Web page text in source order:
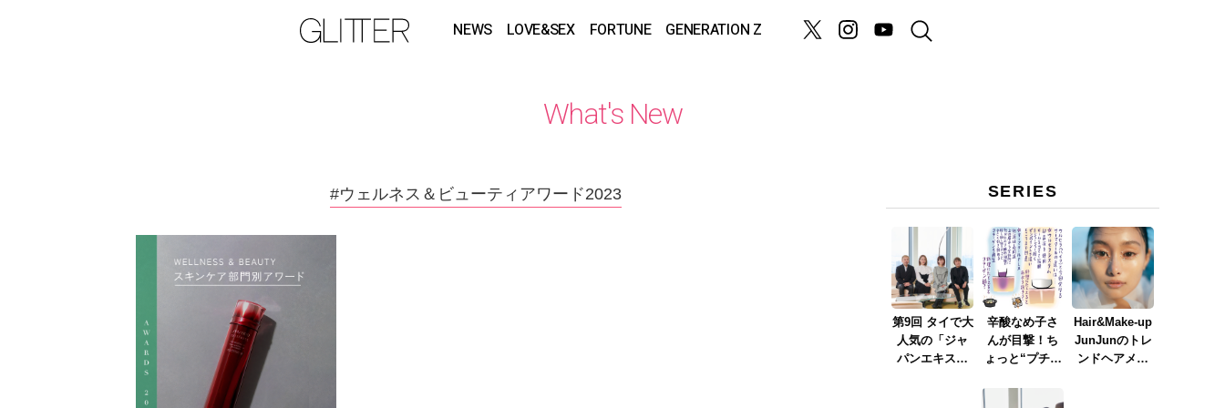
NEWS LOVE&SEX FORTUNE GENERATION Z
What's New
#ウェルネス＆ビューティアワード2023 SERIES
第9回 タイで大
人気の「ジャ
パンエキスポ
辛酸なめ子さ
んが目撃！ち
ょっと“プチオ
Hair&Make-up
JunJunのトレ
ンドヘアメイ